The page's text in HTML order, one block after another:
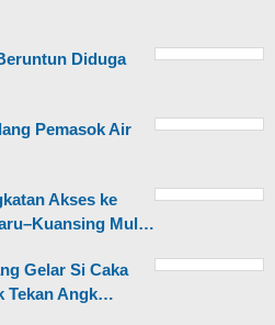
Diduga
Pemasok Air
Akses ke
Mul…
Gelar Si Caka
Tekan Angk…